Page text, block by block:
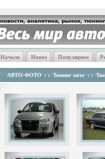
Начало Новое Популярное
АВТО-ФОТО : : Тюнинг авто : :